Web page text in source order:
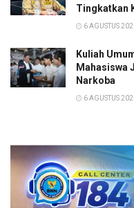
Tingkatkan
6 AGUSTUS
Kuliah
Mahasiswa
Narkoba
6 AGUSTUS